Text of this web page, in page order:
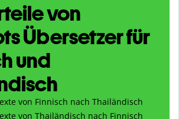
von
Übersetzer für
und
von Finnisch nach Thailändisch
von Thailändisch nach Finnisch